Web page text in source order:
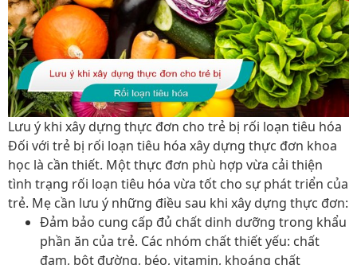
Lưu ý khi xây dựng thực đơn cho trẻ bị rối loạn tiêu hóa
Đối với trẻ bị rối loạn tiêu hóa xây dựng thực đơn khoa
học là cần thiết. Một thực đơn phù hợp vừa cải thiện
tình trạng rối loạn tiêu hóa vừa tốt cho sự phát triển của
trẻ. Mẹ cần lưu ý những điều sau khi xây dựng thực đơn:
Đảm bảo cung cấp đủ chất dinh dưỡng trong khẩu
phần ăn của trẻ. Các nhóm chất thiết yếu: chất
đạm, bột đường, béo, vitamin, khoáng chất